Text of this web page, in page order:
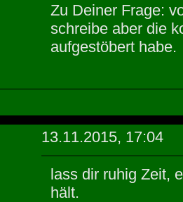
Zu Deiner Frage:
schreibe aber die
aufgestöbert habe.
13.11.2015, 17:04
lass dir ruhig Zeit,
hält.